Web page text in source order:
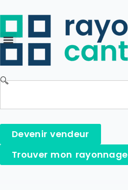
Devenir vendeur
Trouver mon rayonnage